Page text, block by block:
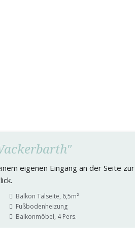
eigenen Eingang an der Seite zur
Balkon Talseite, 6,5m²
Fußbodenheizung
Balkonmöbel, 4 Pers.